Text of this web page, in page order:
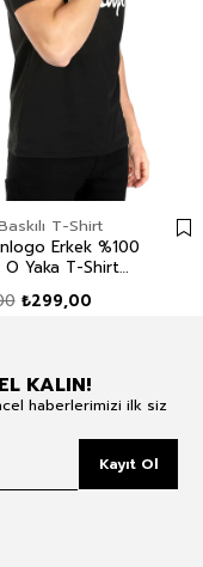
T-Shirt
Erkek %100
O Yaka T-Shirt
₺299,00
KALIN!
haberlerimizi ilk siz
Kayıt Ol